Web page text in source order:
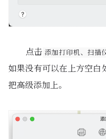
点击 添加打印机、扫
如果没有可以在上方空白
把高级添加上。